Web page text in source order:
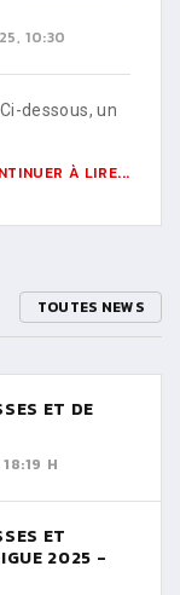
10:30
dessous, un
À LIRE...
TOUTES NEWS
ET DE
H
ET
2025 -